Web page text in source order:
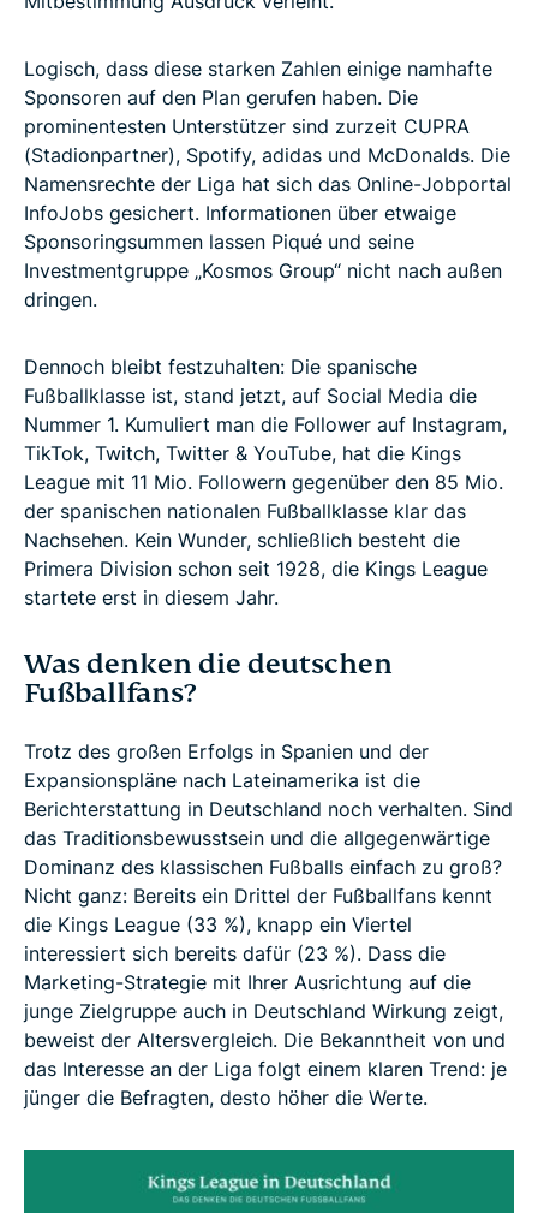
Logisch, dass diese starken Zahlen einige namhafte
Sponsoren auf den Plan gerufen haben. Die
prominentesten Unterstützer sind zurzeit CUPRA
(Stadionpartner), Spotify, adidas und McDonalds. Die
Namensrechte der Liga hat sich das Online-Jobportal
InfoJobs gesichert. Informationen über etwaige
Sponsoringsummen lassen Piqué und seine
Investmentgruppe „Kosmos Group“ nicht nach außen
dringen.
Dennoch bleibt festzuhalten: Die spanische
Fußballklasse ist, stand jetzt, auf Social Media die
Nummer 1. Kumuliert man die Follower auf Instagram,
TikTok, Twitch, Twitter & YouTube, hat die Kings
League mit 11 Mio. Followern gegenüber den 85 Mio.
der spanischen nationalen Fußballklasse klar das
Nachsehen. Kein Wunder, schließlich besteht die
Primera Division schon seit 1928, die Kings League
startete erst in diesem Jahr.
Was denken die deutschen
Fußballfans?
Trotz des großen Erfolgs in Spanien und der
Expansionspläne nach Lateinamerika ist die
Berichterstattung in Deutschland noch verhalten. Sind
das Traditionsbewusstsein und die allgegenwärtige
Dominanz des klassischen Fußballs einfach zu groß?
Nicht ganz: Bereits ein Drittel der Fußballfans kennt
die Kings League (33 %), knapp ein Viertel
interessiert sich bereits dafür (23 %). Dass die
Marketing-Strategie mit Ihrer Ausrichtung auf die
junge Zielgruppe auch in Deutschland Wirkung zeigt,
beweist der Altersvergleich. Die Bekanntheit von und
das Interesse an der Liga folgt einem klaren Trend: je
jünger die Befragten, desto höher die Werte.